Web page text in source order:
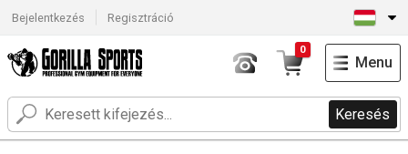
Bejelentkezés Regisztráció
Keresés
0
Menu